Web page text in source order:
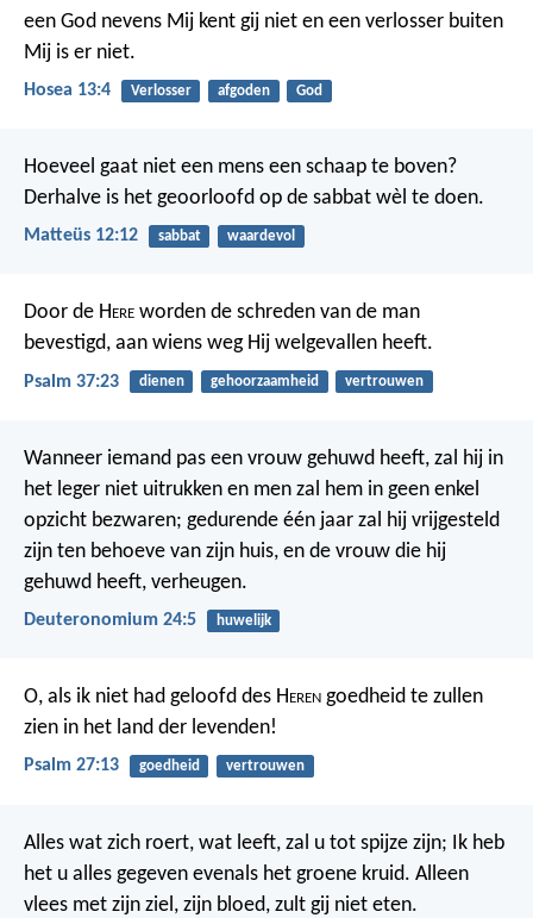
een God nevens Mij kent gij niet en een verlosser buiten
Mij is er niet.
Hosea 13:4 Verlosser afgoden God
Hoeveel gaat niet een mens een schaap te boven?
Derhalve is het geoorloofd op de sabbat wèl te doen.
Matteüs 12:12 sabbat waardevol
Door de Here worden de schreden van de man
bevestigd, aan wiens weg Hij welgevallen heeft.
Psalm 37:23 dienen gehoorzaamheid vertrouwen
Wanneer iemand pas een vrouw gehuwd heeft, zal hij in
het leger niet uitrukken en men zal hem in geen enkel
opzicht bezwaren; gedurende één jaar zal hij vrijgesteld
zijn ten behoeve van zijn huis, en de vrouw die hij
gehuwd heeft, verheugen.
Deuteronomium 24:5 huwelijk
O, als ik niet had geloofd des Heren goedheid te zullen
zien in het land der levenden!
Psalm 27:13 goedheid vertrouwen
Alles wat zich roert, wat leeft, zal u tot spijze zijn; Ik heb
het u alles gegeven evenals het groene kruid. Alleen
vlees met zijn ziel, zijn bloed, zult gij niet eten.